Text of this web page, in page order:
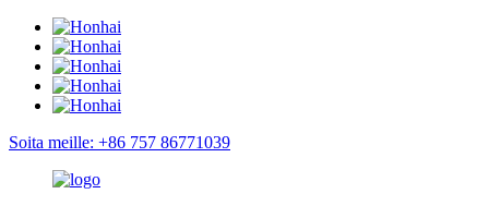
Soita meille: +86 757 86771039